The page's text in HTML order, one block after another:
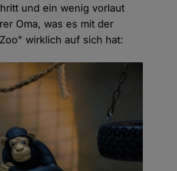
und ein wenig vorlaut
Oma, was es mit der
wirklich auf sich hat: